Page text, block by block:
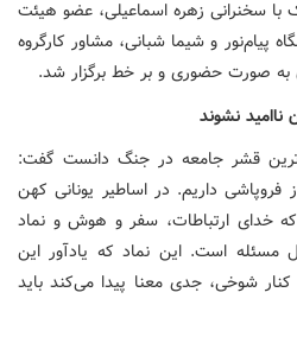
با سخنرانی زهره اسماعیلی، عضو هیئت
پیام‌نور و شیما شبانی، مشاور کارگروه
صورت حضوری و بر خط برگزار شد.
نشوند
قشر جامعه در جنگ دانست گفت:
فروپاشی داریم. در اساطیر یونانی کهن
خدای ارتباطات، سفر و هوش و نماد
مسئله است. این نماد که یادآور این
شوخی، جدی معنا پیدا می‌کند باید